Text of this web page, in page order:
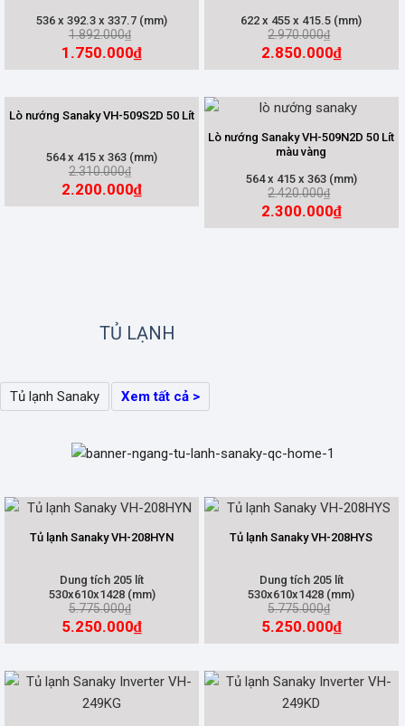
536 x 392.3 x 337.7 (mm)
1.892.000₫
1.750.000₫
622 x 455 x 415.5 (mm)
2.970.000₫
2.850.000₫
Lò nướng Sanaky VH-509S2D 50 Lít
564 x 415 x 363 (mm)
2.310.000₫
2.200.000₫
Lò nướng Sanaky VH-509N2D 50 Lít
màu vàng
564 x 415 x 363 (mm)
2.420.000₫
2.300.000₫
TỦ LẠNH
Tủ lạnh Sanaky Xem tất cả >
Tủ lạnh Sanaky VH-208HYN
Dung tích 205 lít
530x610x1428 (mm)
5.775.000₫
5.250.000₫
Tủ lạnh Sanaky VH-208HYS
Dung tích 205 lít
530x610x1428 (mm)
5.775.000₫
5.250.000₫